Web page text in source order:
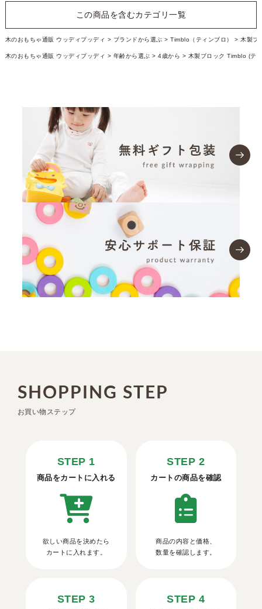
この商品を含むカテゴリ一覧
木のおもちゃ通販 ウッディプッディ ブランドから選ぶ Timblo（ティンブロ） 木製ブ
木のおもちゃ通販 ウッディプッディ 年齢から選ぶ 4歳から 木製ブロック Timblo (テ
SHOPPING STEP
お買い物ステップ
STEP 1
商品をカートに入れる
欲しい商品を決めたら
カートに入れます。
STEP 2
カートの商品を確認
商品の内容と価格、
数量を確認します。
STEP 3 STEP 4